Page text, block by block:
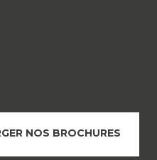
NOS BROCHURES